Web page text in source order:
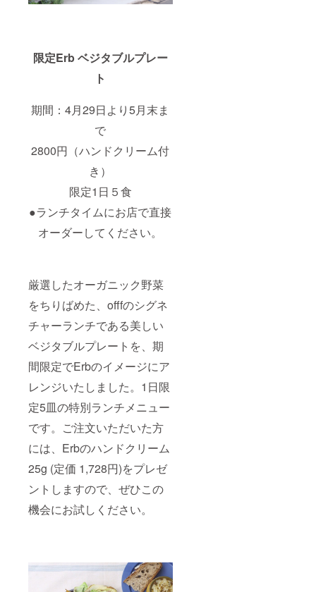
限定Erb ベジタブルプレー
ト
期間：4月29日より5月末ま
で
2800円（ハンドクリーム付
き）
限定1日５食
●ランチタイムにお店で直接
オーダーしてください。
厳選したオーガニック野菜
をちりばめた、offfのシグネ
チャーランチである美しい
ベジタブルプレートを、期
間限定でErbのイメージにア
レンジいたしました。1日限
定5皿の特別ランチメニュー
です。ご注文いただいた方
には、Erbのハンドクリーム
25g (定価 1,728円)をプレゼ
ントしますので、ぜひこの
機会にお試しください。